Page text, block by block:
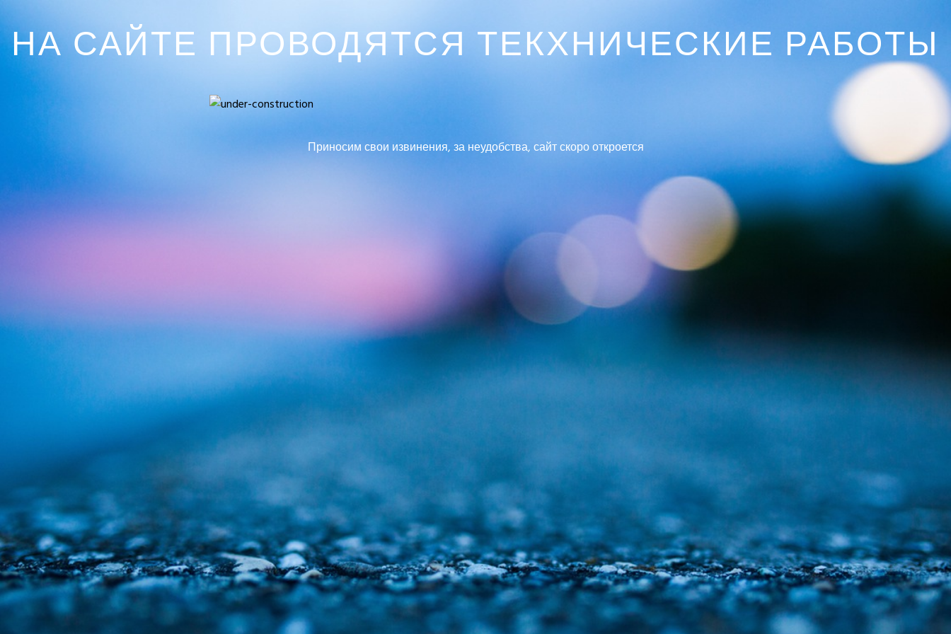
НА САЙТЕ ПРОВОДЯТСЯ ТЕКХНИЧЕСКИЕ РАБОТЫ
Приносим свои извинения, за неудобства, сайт скоро откроется